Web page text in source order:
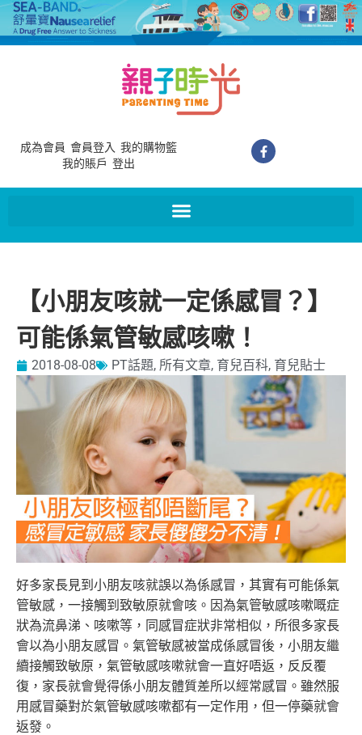
成為會員 會員登入 我的購物籃
我的賬戶 登出
【小朋友咳就一定係感冒？】
可能係氣管敏感咳嗽！
2018-08-08 PT話題, 所有文章, 育兒百科, 育兒貼士
好多家長見到小朋友咳就誤以為係感冒，其實有可能係氣
管敏感，一接觸到致敏原就會咳。因為氣管敏感咳嗽嘅症
狀為流鼻涕、咳嗽等，同感冒症狀非常相似，所很多家長
會以為小朋友感冒。氣管敏感被當成係感冒後，小朋友繼
續接觸致敏原，氣管敏感咳嗽就會一直好唔返，反反覆
復，家長就會覺得係小朋友體質差所以經常感冒。雖然服
用感冒藥對於氣管敏感咳嗽都有一定作用，但一停藥就會
返發。